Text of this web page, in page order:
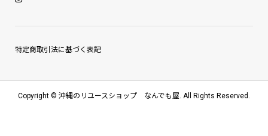
特定商取引法に基づく表記
Copyright © 沖縄のリユースショップ なんでも屋. All Rights Reserved.